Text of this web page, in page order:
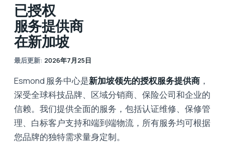
已授权
服务提供商
在新加坡
最后更新: 2026年7月25日
Esmond 服务中心是新加坡领先的授权服务提供商 ，
深受全球科技品牌、区域分销商、保险公司和企业的
信赖。我们提供全面的服务，包括认证维修、保修管
理、白标客户支持和端到端物流，所有服务均可根据
您品牌的独特需求量身定制。